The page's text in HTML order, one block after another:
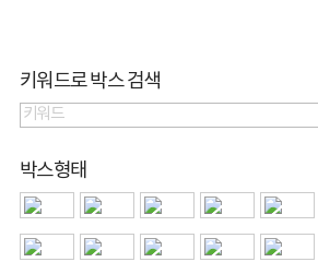
키워드로 박스 검색
박스형태